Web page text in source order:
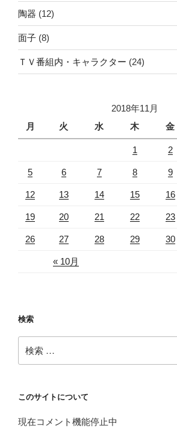
陶器 (12)
面子 (8)
ＴＶ番組内・キャラクター (24)
2018年11月
月
火 水 木 金
« 10月
1 2
5 6 7 8 9
12 13 14 15 16
19 20 21 22 23
26 27 28 29 30
検索
検
索:
このサイトについて
現在コメント機能停止中